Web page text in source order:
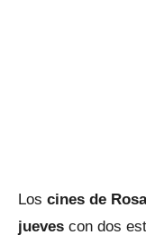
Los cines de
jueves con dos